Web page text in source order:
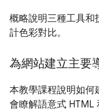
概略說明三種工具和
計色彩對比。
為網站建立主要
本教學課程說明如何
會瞭解語意式 HTML